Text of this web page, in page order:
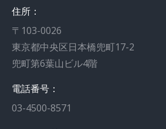
住所：
〒103-0026
東京都中央区日本橋兜町17-2
兜町第6葉山ビル4階
電話番号：
03-4500-8571